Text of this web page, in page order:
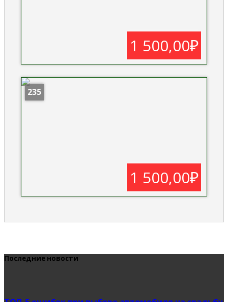
1 500,00₽
235
1 500,00₽
Последние новости